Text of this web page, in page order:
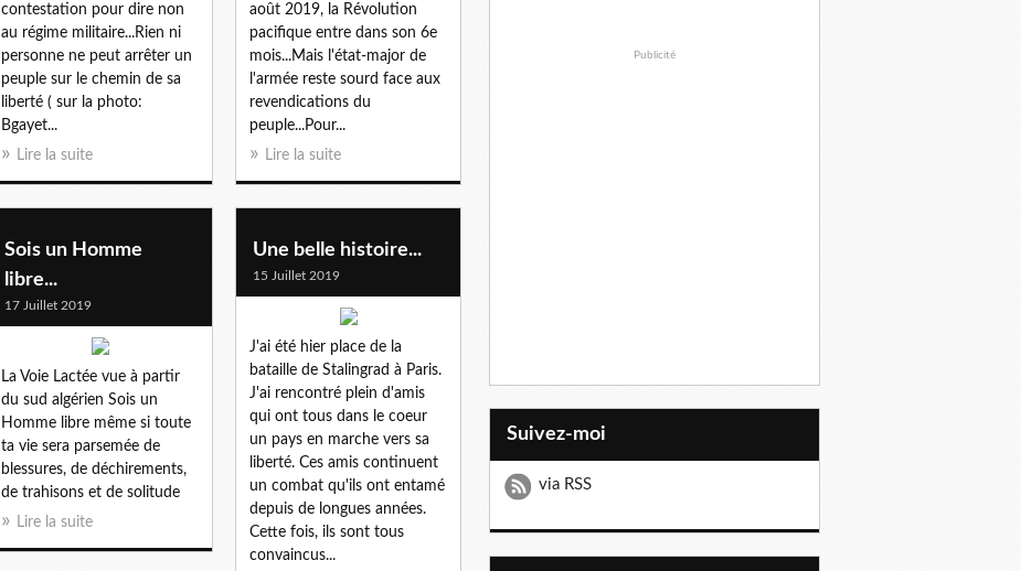
contestation pour dire non
au régime militaire...Rien ni
personne ne peut arrêter un
peuple sur le chemin de sa
liberté ( sur la photo:
Bgayet...
Lire la suite
août 2019, la Révolution
pacifique entre dans son 6e
mois...Mais l'état-major de
l'armée reste sourd face aux
revendications du
peuple...Pour...
Lire la suite
Sois un Homme
libre...
17 Juillet 2019
La Voie Lactée vue à partir
du sud algérien Sois un
Homme libre même si toute
ta vie sera parsemée de
blessures, de déchirements,
de trahisons et de solitude
Lire la suite
Une belle histoire...
15 Juillet 2019
J'ai été hier place de la
bataille de Stalingrad à Paris.
J'ai rencontré plein d'amis
qui ont tous dans le coeur
un pays en marche vers sa
liberté. Ces amis continuent
un combat qu'ils ont entamé
depuis de longues années.
Cette fois, ils sont tous
convaincus...
Publicité
Suivez-moi
via RSS